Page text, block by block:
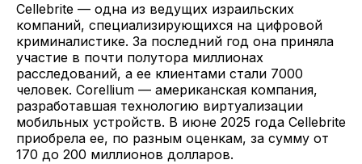
Cellebrite — одна из ведущих израильских
компаний, специализирующихся на цифровой
криминалистике. За последний год она приняла
участие в почти полутора миллионах
расследований, а ее клиентами стали 7000
человек. Corellium — американская компания,
разработавшая технологию виртуализации
мобильных устройств. В июне 2025 года Cellebrite
приобрела ее, по разным оценкам, за сумму от
170 до 200 миллионов долларов.